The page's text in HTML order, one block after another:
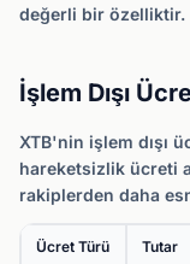
değerli bir özelliktir.
İşlem Dışı
XTB'nin işlem dışı
hareketsizlik ücreti
rakiplerden daha
Ücret Türü Tutar